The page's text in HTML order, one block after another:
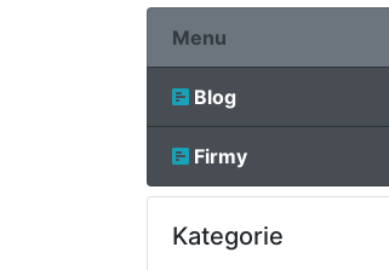
Menu
Blog
Firmy
Kategorie